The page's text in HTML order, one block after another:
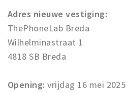
Adres nieuwe vestiging:
ThePhoneLab Breda
Wilhelminastraat 1
4818 SB Breda
Opening: vrijdag 16 mei 2025